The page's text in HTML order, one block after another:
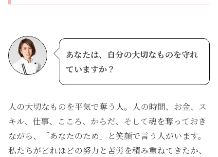
あなたは、自分の大切なものを守れ
ていますか？
人の大切なものを平気で奪う人。人の時間、お金、ス
キル、仕事、こころ、からだ、そして魂を奪っておき
ながら、「あなたのため」と笑顔で言う人がいます。
私たちがどれほどの努力と苦労を積み重ねてきたか、